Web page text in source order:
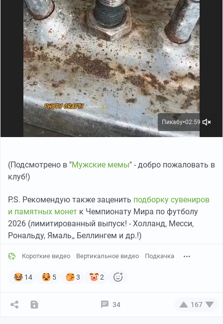
Пикабу●02:59
(Подсмотрено в "Мужские мемы" - добро пожаловать в
клуб!)
P.S. Рекомендую также заценить подборку сувениров
и памятных монет к Чемпионату Мира по футболу
2026 (лимитированный выпуск! - Холланд, Месси,
Рональду, Ямаль,, Беллингем и др.!)
Короткие видео Вертикальное видео Подкачка
14 5 3 2
34 167